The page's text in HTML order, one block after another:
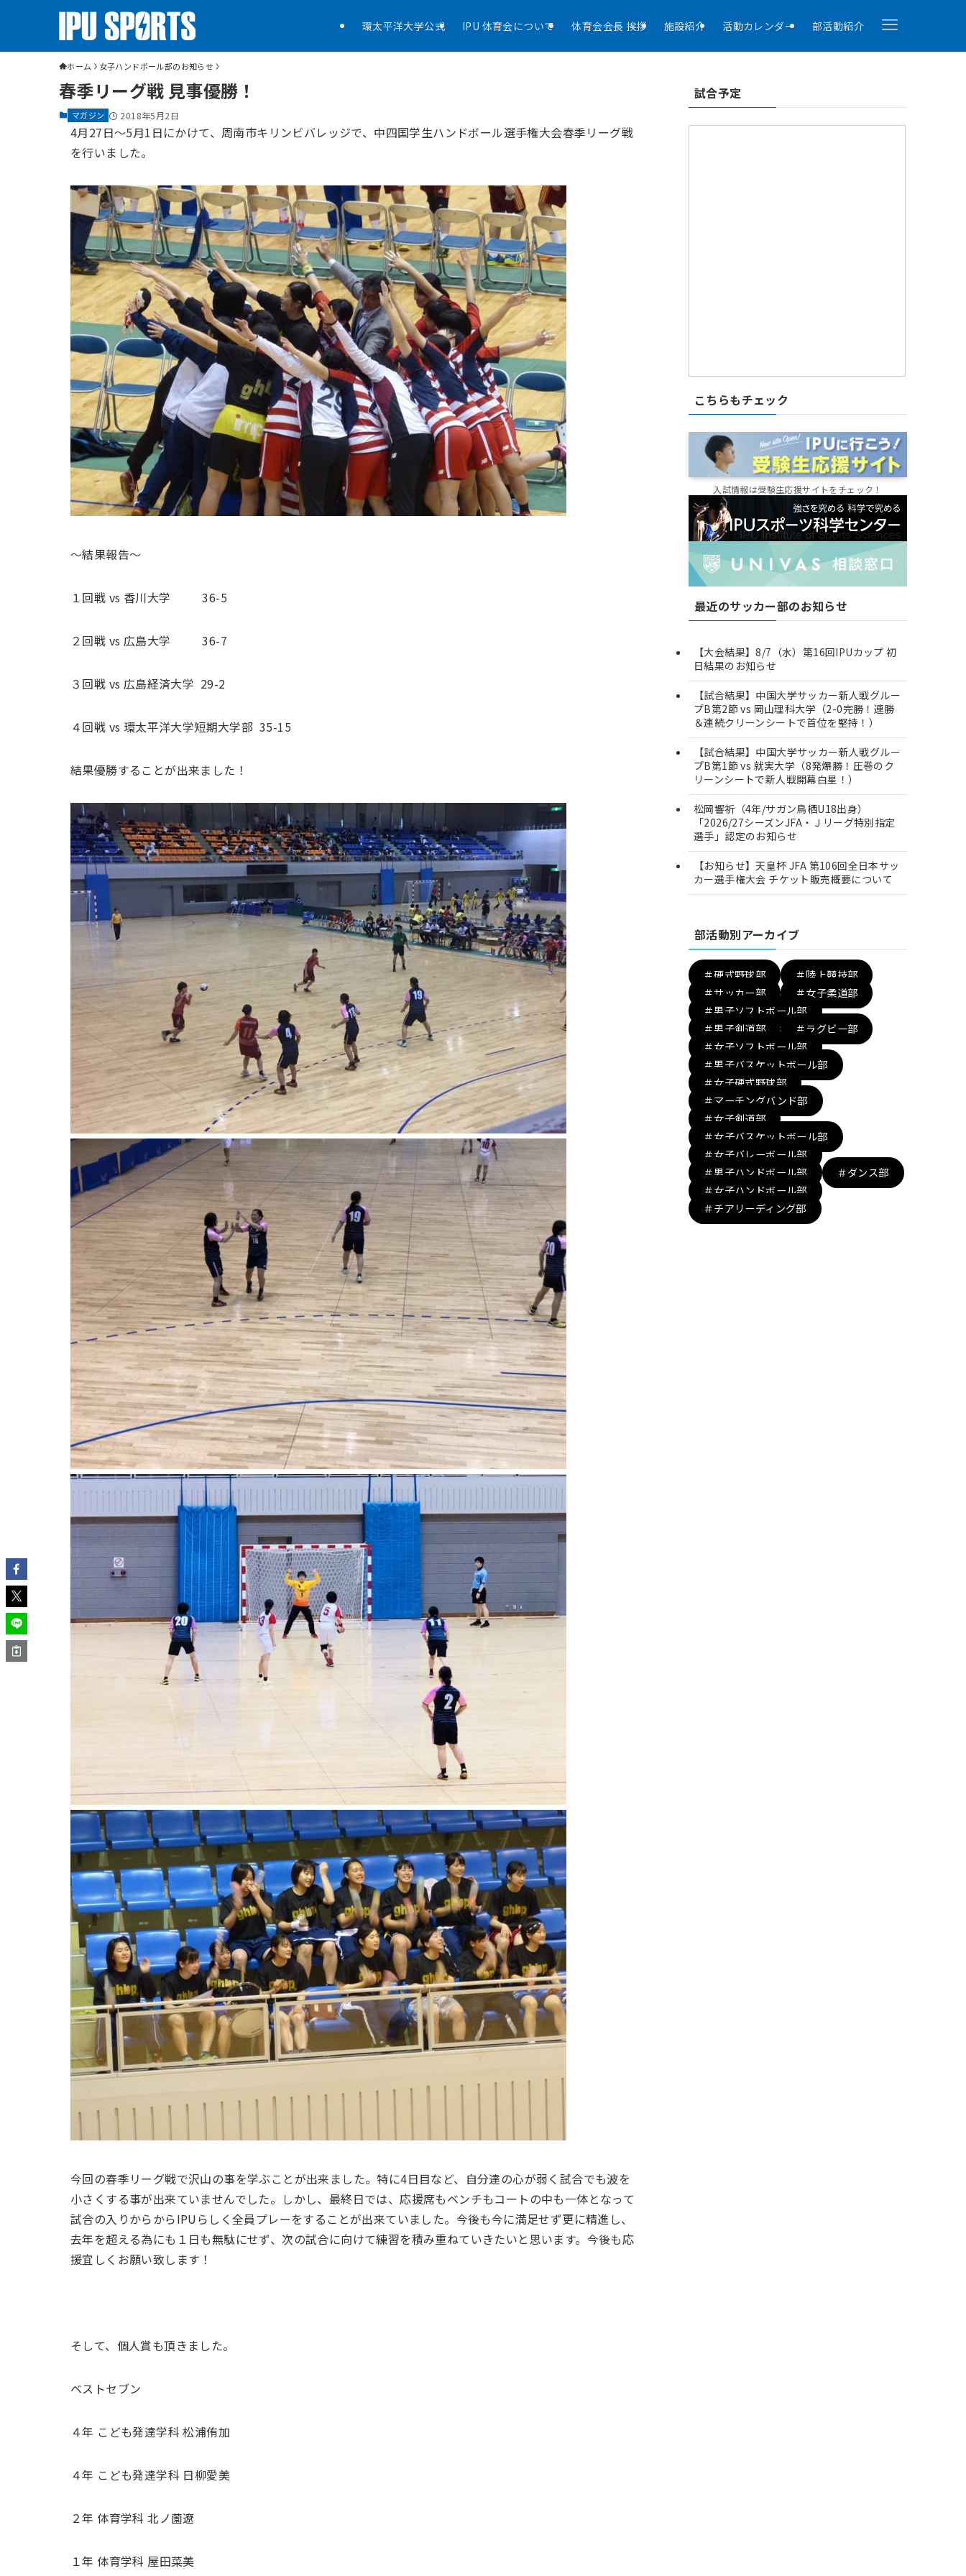
環太平洋大学公式 IPU 体育会について 体育会会長 挨拶 施設紹介 活動カレンダー 部活動紹介
ホーム 女子ハンドボール部のお知らせ
春季リーグ戦 見事優勝！
マガジン 2018年5月2日
4月27日〜5月1日にかけて、周南市キリンビバレッジで、中四国学生ハンドボール選手権大会春季リーグ戦
を行いました。
〜結果報告〜
１回戦 vs 香川大学 36-5
２回戦 vs 広島大学 36-7
３回戦 vs 広島経済大学 29-2
４回戦 vs 環太平洋大学短期大学部 35-15
結果優勝することが出来ました！
今回の春季リーグ戦で沢山の事を学ぶことが出来ました。特に4日目など、自分達の心が弱く試合でも波を
小さくする事が出来ていませんでした。しかし、最終日では、応援席もベンチもコートの中も一体となって
試合の入りからからIPUらしく全員プレーをすることが出来ていました。今後も今に満足せず更に精進し、
去年を超える為にも１日も無駄にせず、次の試合に向けて練習を積み重ねていきたいと思います。今後も応
援宜しくお願い致します！
そして、個人賞も頂きました。
ベストセブン
４年 こども発達学科 松浦侑加
４年 こども発達学科 日柳愛美
２年 体育学科 北ノ薗遼
１年 体育学科 屋田菜美
試合予定
こちらもチェック
入試情報は受験生応援サイトをチェック！
最近のサッカー部のお知らせ
【大会結果】8/7（水）第16回IPUカップ 初
日結果のお知らせ
【試合結果】中国大学サッカー新人戦グルー
プB第2節 vs 岡山理科大学（2-0完勝！連勝
＆連続クリーンシートで首位を堅持！）
【試合結果】中国大学サッカー新人戦グルー
プB第1節 vs 就実大学（8発爆勝！圧巻のク
リーンシートで新人戦開幕白星！）
松岡響祈（4年/サガン鳥栖U18出身）
「2026/27シーズンJFA・Ｊリーグ特別指定
選手」認定のお知らせ
【お知らせ】天皇杯 JFA 第106回全日本サッ
カー選手権大会 チケット販売概要について
部活動別アーカイブ
＃硬式野球部
＃陸上競技部
＃サッカー部
＃女子柔道部
＃男子ソフトボール部
＃男子剣道部
＃ラグビー部
＃女子ソフトボール部
＃男子バスケットボール部
＃女子硬式野球部
＃マーチングバンド部
＃女子剣道部
＃女子バスケットボール部
＃女子バレーボール部
＃男子ハンドボール部
＃ダンス部
＃女子ハンドボール部
＃チアリーディング部